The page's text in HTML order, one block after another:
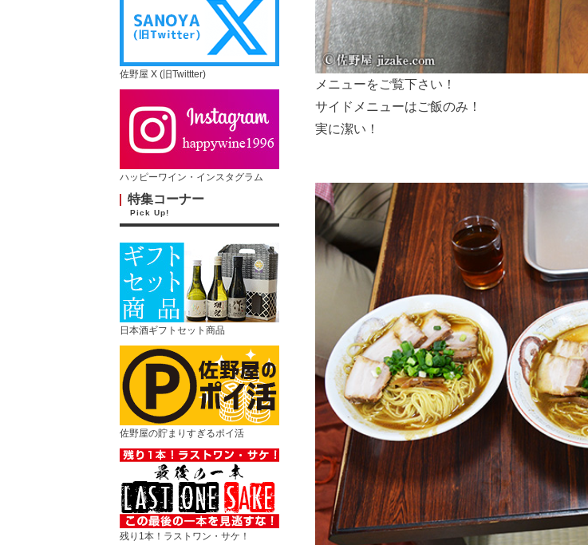
佐野屋 X (旧Twittter)
ハッピーワイン・インスタグラム
特集コーナー
Pick Up!
日本酒ギフトセット商品
佐野屋の貯まりすぎるポイ活
残り1本！ラストワン・サケ！
メニューをご覧下さい！
サイドメニューはご飯のみ！
実に潔い！